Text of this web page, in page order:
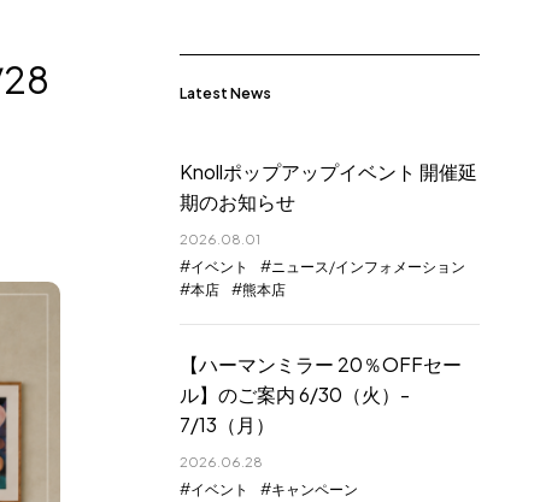
Latest News
Knollポップアップイベント 開催延
期のお知らせ
2026.08.01
イベント
ニュース/インフォメーション
本店
熊本店
【ハーマンミラー 20％OFFセー
ル】のご案内 6/30（火）-
7/13（月）
2026.06.28
イベント
キャンペーン